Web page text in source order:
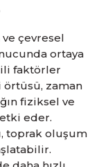
çevresel
ortaya
faktörler
örtüsü, zaman
fiziksel ve
eder.
toprak oluşum